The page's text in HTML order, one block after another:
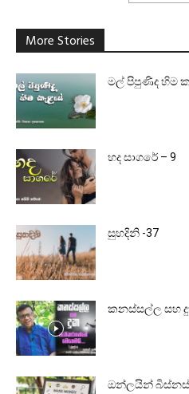
More Stories
මල් පිපුණිද හිම
හද සාගරේ – 9
සුහදිනි -37
කනස්සල්ල සහ
ඔන්ලයින් බිස්නස්